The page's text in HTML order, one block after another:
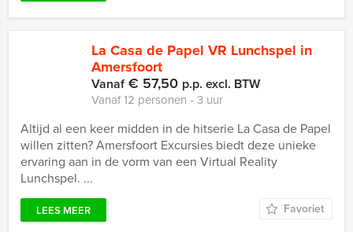
La Casa de Papel VR Lunchspel in
Amersfoort
Vanaf€ 57,50 p.p. excl. BTW
Vanaf 12 personen ‐ 3 uur
Altijd al een keer midden in de hitserie La Casa de Papel
willen zitten? Amersfoort Excursies biedt deze unieke
ervaring aan in de vorm van een Virtual Reality
Lunchspel. ...
LEES MEER Favoriet